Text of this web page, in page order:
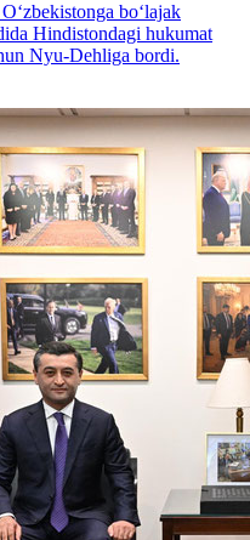
bo‘lajak
Hindistondagi hukumat
Nyu-Dehliga bordi.